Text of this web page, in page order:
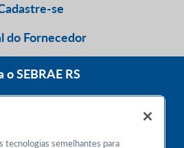
se
do Fornecedor
o SEBRAE RS
tecnologias semelhantes para